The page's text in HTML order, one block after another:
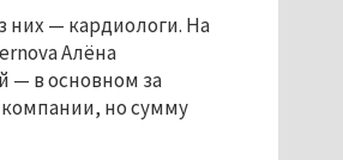
них — кардиологи. На
Алёна
— в основном за
компании, но сумму